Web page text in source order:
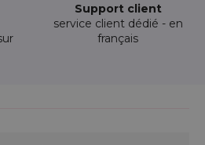
Support client
service client dédié - en
français